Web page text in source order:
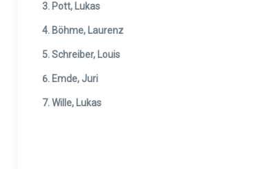
Pott, Lukas
Böhme, Laurenz
Schreiber, Louis
Emde, Juri
Wille, Lukas